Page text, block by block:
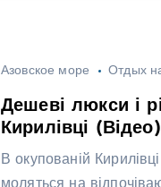
Азовское море Отдых
Дешеві люкси і
Кирилівці (Відео)
В окупованій